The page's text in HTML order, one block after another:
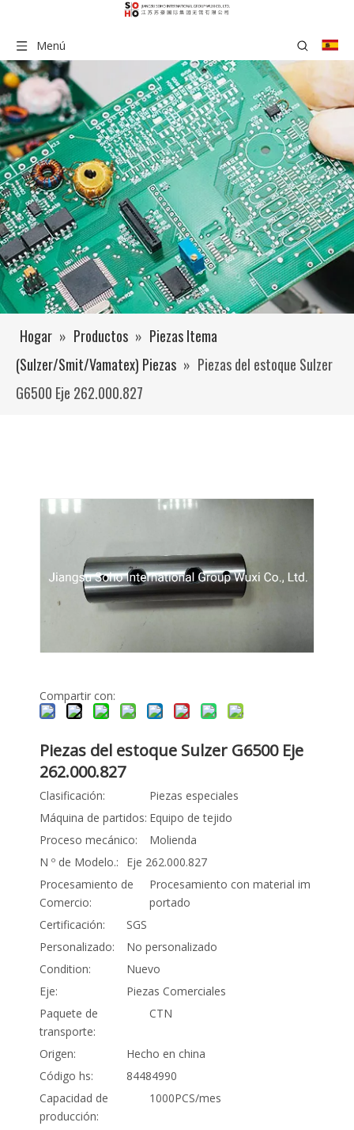
Menú
Hogar » Productos » Piezas Itema
(Sulzer/Smit/Vamatex) Piezas » Piezas del estoque Sulzer
G6500 Eje 262.000.827
Compartir con:
Piezas del estoque Sulzer G6500 Eje
262.000.827
Clasificación:
Piezas especiales
Máquina de partidos: Equipo de tejido
Proceso mecánico:
Molienda
N º de Modelo.:
Eje 262.000.827
Procesamiento de
Comercio:
Procesamiento con material im
portado
Certificación:
SGS
Personalizado:
No personalizado
Condition:
Nuevo
Eje:
Piezas Comerciales
Paquete de
transporte:
CTN
Origen:
Hecho en china
Código hs:
84484990
Capacidad de
producción:
1000PCS/mes